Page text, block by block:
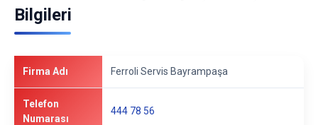
Bilgileri
Firma Adı Ferroli Servis Bayrampaşa
Telefon
Numarası
444 78 56